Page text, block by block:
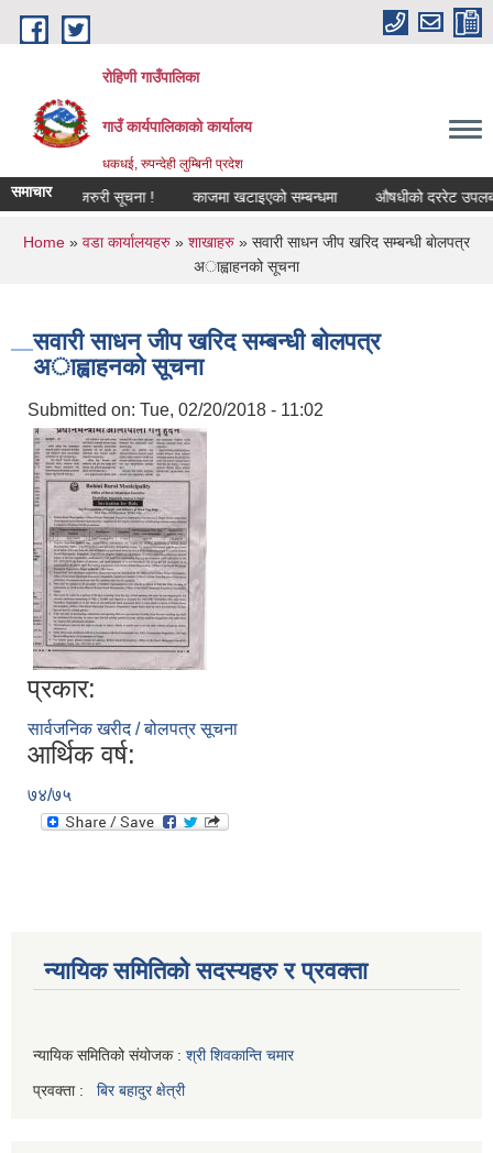
Skip to main content
रोहिणी गाउँपालिका
गाउँ कार्यपालिकाको कार्यालय
धकधई, रुपन्देही लुम्बिनी प्रदेश
समाचार
अत्यन्त जरुरी सूचना ! काजमा खटाइएको सम्बन्धमा औषधीको दररेट उपलब्ध
You are here
Home » वडा कार्यालयहरु » शाखाहरु » सवारी साधन जीप खरिद सम्बन्धी बाेलपत्र
अाह्वाहनको सूचना
सवारी साधन जीप खरिद सम्बन्धी बाेलपत्र
अाह्वाहनको सूचना
Submitted on: Tue, 02/20/2018 - 11:02
प्रकार:
सार्वजनिक खरीद / बोलपत्र सूचना
आर्थिक वर्ष:
७४/७५
न्यायिक समितिको सदस्यहरु र प्रवक्ता
न्यायिक समितिको संयोजक : श्री शिवकान्ति चमार
प्रवक्ता : बिर बहादुर क्षेत्री